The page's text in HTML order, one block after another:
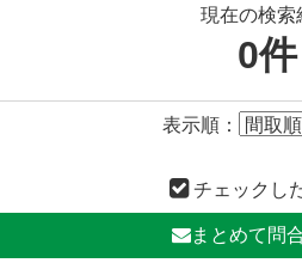
現在の検索
0件
表示順：
チェックし
まとめて問